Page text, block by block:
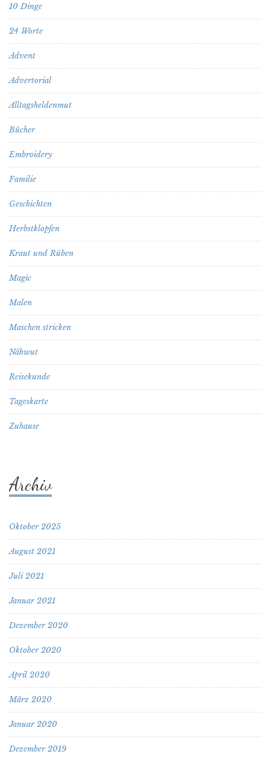
10 Dinge
24 Worte
Advent
Advertorial
Alltagsheldenmut
Bücher
Embroidery
Familie
Geschichten
Herbstklopfen
Kraut und Rüben
Magic
Malen
Maschen stricken
Nähwut
Reisekunde
Tageskarte
Zuhause
Archiv
Oktober 2025
August 2021
Juli 2021
Januar 2021
Dezember 2020
Oktober 2020
April 2020
März 2020
Januar 2020
Dezember 2019